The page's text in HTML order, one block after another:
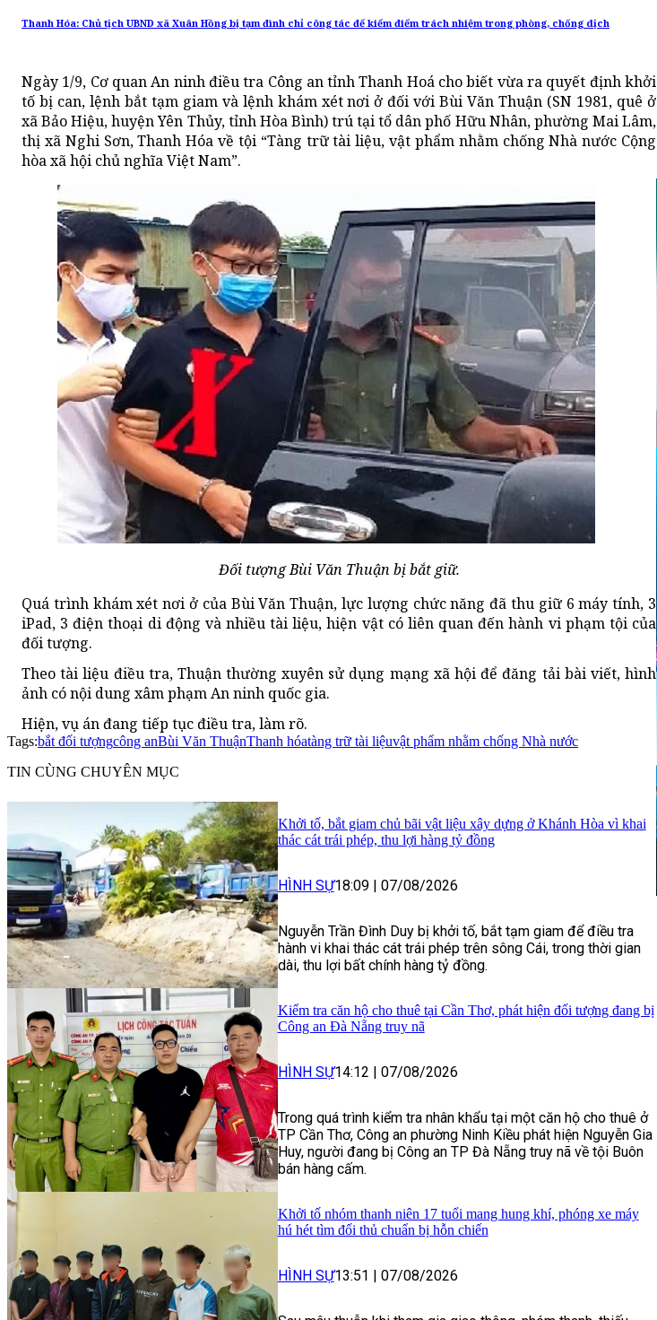
Thanh Hóa: Chủ tịch UBND xã Xuân Hồng bị tạm đình chỉ công tác để kiểm điểm trách nhiệm trong phòng, chống dịch
Ngày 1/9, Cơ quan An ninh điều tra Công an tỉnh Thanh Hoá cho biết vừa ra quyết định khởi
tố bị can, lệnh bắt tạm giam và lệnh khám xét nơi ở đối với Bùi Văn Thuận (SN 1981, quê ở
xã Bảo Hiệu, huyện Yên Thủy, tỉnh Hòa Bình) trú tại tổ dân phố Hữu Nhân, phường Mai Lâm,
thị xã Nghi Sơn, Thanh Hóa về tội “Tàng trữ tài liệu, vật phẩm nhằm chống Nhà nước Cộng
hòa xã hội chủ nghĩa Việt Nam”.
Đối tượng Bùi Văn Thuận bị bắt giữ.
Quá trình khám xét nơi ở của Bùi Văn Thuận, lực lượng chức năng đã thu giữ 6 máy tính, 3
iPad, 3 điện thoại di động và nhiều tài liệu, hiện vật có liên quan đến hành vi phạm tội của
đối tượng.
Theo tài liệu điều tra, Thuận thường xuyên sử dụng mạng xã hội để đăng tải bài viết, hình
ảnh có nội dung xâm phạm An ninh quốc gia.
Hiện, vụ án đang tiếp tục điều tra, làm rõ.
Tags:bắt đối tượngcông anBùi Văn ThuậnThanh hóatàng trữ tài liệuvật phẩm nhằm chống Nhà nước
TIN CÙNG CHUYÊN MỤC
Khởi tố, bắt giam chủ bãi vật liệu xây dựng ở Khánh Hòa vì khai
thác cát trái phép, thu lợi hàng tỷ đồng
HÌNH SỰ18:09 07/08/2026
Nguyễn Trần Đình Duy bị khởi tố, bắt tạm giam để điều tra
hành vi khai thác cát trái phép trên sông Cái, trong thời gian
dài, thu lợi bất chính hàng tỷ đồng.
Kiểm tra căn hộ cho thuê tại Cần Thơ, phát hiện đối tượng đang bị
Công an Đà Nẵng truy nã
HÌNH SỰ14:12 07/08/2026
Trong quá trình kiểm tra nhân khẩu tại một căn hộ cho thuê ở
TP Cần Thơ, Công an phường Ninh Kiều phát hiện Nguyễn Gia
Huy, người đang bị Công an TP Đà Nẵng truy nã về tội Buôn
bán hàng cấm.
Khởi tố nhóm thanh niên 17 tuổi mang hung khí, phóng xe máy
hú hét tìm đối thủ chuẩn bị hỗn chiến
HÌNH SỰ13:51 07/08/2026